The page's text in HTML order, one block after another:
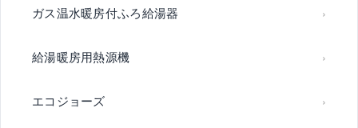
ガス温水暖房付ふろ給湯器
給湯暖房用熱源機
エコジョーズ